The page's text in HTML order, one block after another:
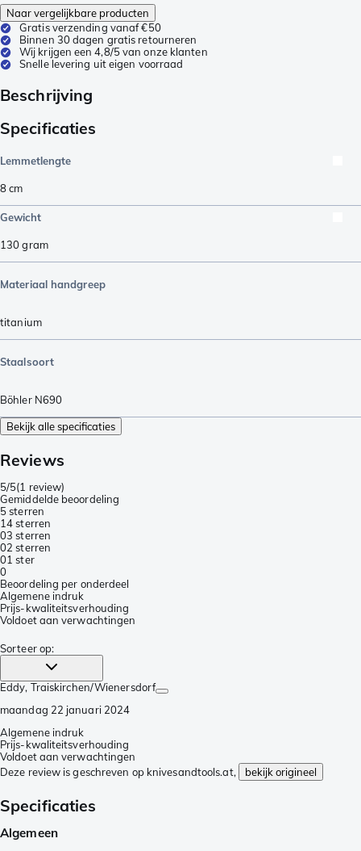
Naar vergelijkbare producten
Gratis verzending vanaf €50
Binnen 30 dagen gratis retourneren
Wij krijgen een 4,8/5 van onze klanten
Snelle levering uit eigen voorraad
Beschrijving
Specificaties
Lemmetlengte
8cm
Gewicht
130gram
Materiaal handgreep
titanium
Staalsoort
Böhler N690
Bekijk alle specificaties
Reviews
5/5(1 review)
Gemiddelde beoordeling
5 sterren
14 sterren
03 sterren
02 sterren
01 ster
0
Beoordeling per onderdeel
Algemene indruk
Prijs-kwaliteitsverhouding
Voldoet aan verwachtingen
Sorteer op:
Eddy, Traiskirchen/Wienersdorf
maandag 22 januari 2024
Algemene indruk
Prijs-kwaliteitsverhouding
Voldoet aan verwachtingen
Deze review is geschreven op knivesandtools.at,
bekijk origineel
Specificaties
Algemeen